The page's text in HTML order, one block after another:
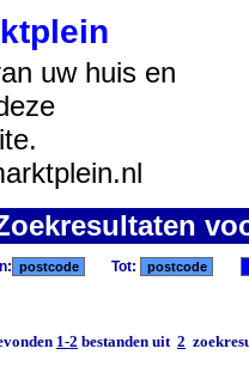
uw huis en
Tot:
1-2 bestanden uit 2